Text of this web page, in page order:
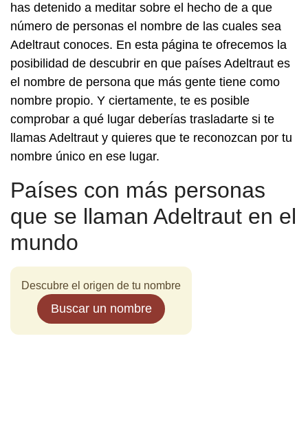
has detenido a meditar sobre el hecho de a que
número de personas el nombre de las cuales sea
Adeltraut conoces. En esta página te ofrecemos la
posibilidad de descubrir en que países Adeltraut es
el nombre de persona que más gente tiene como
nombre propio. Y ciertamente, te es posible
comprobar a qué lugar deberías trasladarte si te
llamas Adeltraut y quieres que te reconozcan por tu
nombre único en ese lugar.
Países con más personas
que se llaman Adeltraut en el
mundo
Descubre el origen de tu nombre
Buscar un nombre